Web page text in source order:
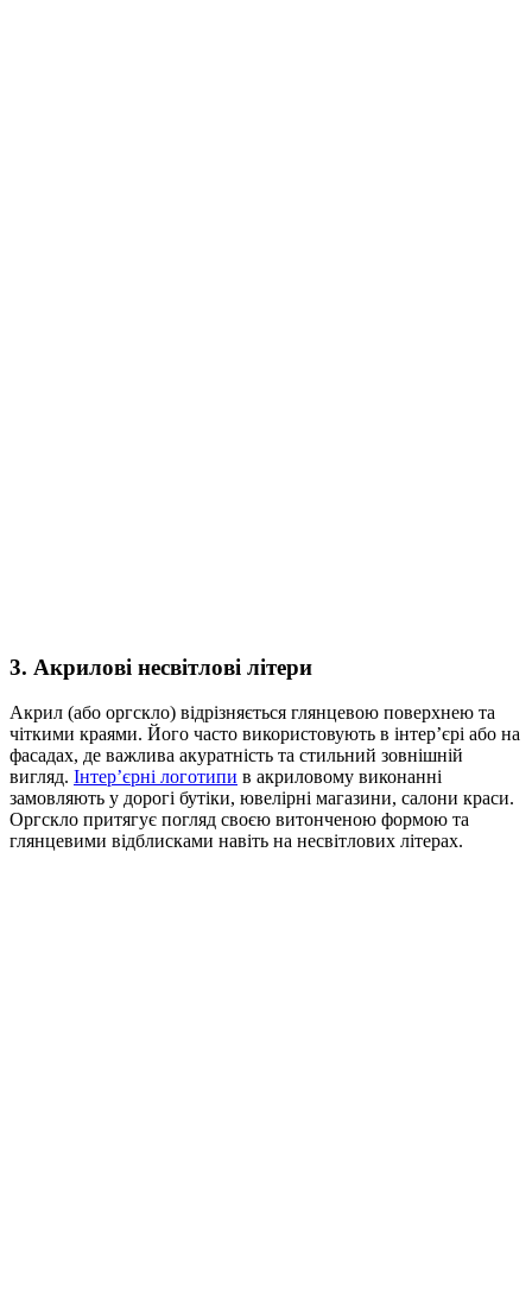
3. Акрилові несвітлові літери
Акрил (або оргскло) відрізняється глянцевою поверхнею та
чіткими краями. Його часто використовують в інтер’єрі або на
фасадах, де важлива акуратність та стильний зовнішній
вигляд. Інтер’єрні логотипи в акриловому виконанні
замовляють у дорогі бутіки, ювелірні магазини, салони краси.
Оргскло притягує погляд своєю витонченою формою та
глянцевими відблисками навіть на несвітлових літерах.